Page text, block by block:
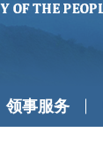
领事服务